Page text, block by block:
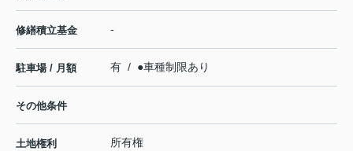
修繕積立基金 -
駐車場 / 月額 有 / ●車種制限あり
その他条件
土地権利 所有権